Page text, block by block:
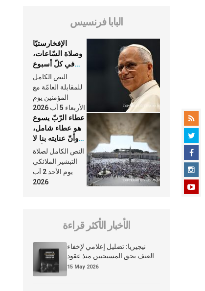
البابا فرنسيس
الإفخارستيّا
وصلاة السّاعات،
في كلّ أسبوع
وكلّ يوم، هما
النَّفَس في حياة
الكنيسة
النص الكامل
للمقابلة العامّة مع
المؤمنين يوم
الأربعاء 5 آب 2026
عطاء الرّبّ يسوع
هو عطاء شامل،
وأنّ عنايته بنا لا
تغيب عنّا أبدًا
النص الكامل لصلاة
التبشير الملائكي
يوم الأحد 2 آب
2026
الأخبار الأكثر قراءة
نيجيريا: تضليل إعلامي لإخفاء
العنف بحق المسيحيين منذ عقود
15 May 2026